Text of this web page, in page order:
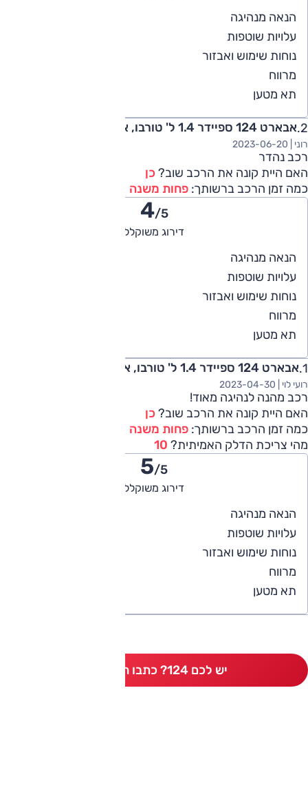
אבארט 124 ספיידר 1.4 ל' טורבו, אוט' 2017
רועי לוי | 2023-04-30
רכב מהנה לנהיגה מאוד!
האם היית קונה את הרכב שוב? כן
כמה זמן הרכב ברשותך: פחות משנה
מהי צריכת הדלק האמיתית? 10
5/5
דירוג משוקלל
הנאה מנהיגה
עלויות שוטפות
נוחות שימוש ואבזור
מרווח
תא מטען
אבארט 124 ספיידר 1.4 ל' טורבו, אוט' 2017
רוני | 2023-06-20
רכב נהדר
האם היית קונה את הרכב שוב? כן
כמה זמן הרכב ברשותך: פחות משנה
4/5
דירוג משוקלל
הנאה מנהיגה
עלויות שוטפות
נוחות שימוש ואבזור
מרווח
תא מטען
הנאה מנהיגה
עלויות שוטפות
נוחות שימוש ואבזור
מרווח
תא מטען
יש לכם 124? כתבו חוות דעת